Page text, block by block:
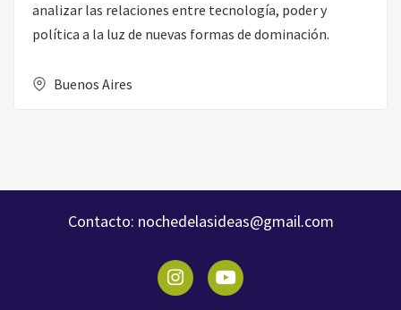
analizar las relaciones entre tecnología, poder y
política a la luz de nuevas formas de dominación.
Buenos Aires
Contacto: nochedelasideas@gmail.com